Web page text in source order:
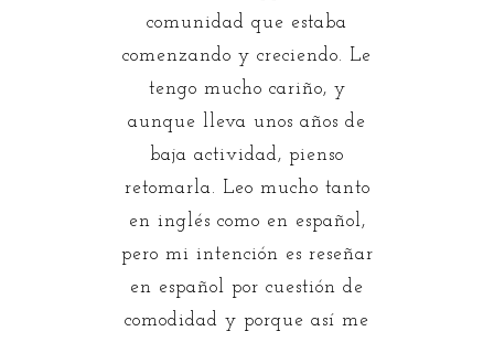
comunidad que estaba
comenzando y creciendo. Le
tengo mucho cariño, y
aunque lleva unos años de
baja actividad, pienso
retomarla. Leo mucho tanto
en inglés como en español,
pero mi intención es reseñar
en español por cuestión de
comodidad y porque así me